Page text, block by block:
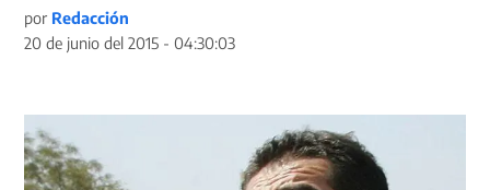
por Redacción
20 de junio del 2015 - 04:30:03